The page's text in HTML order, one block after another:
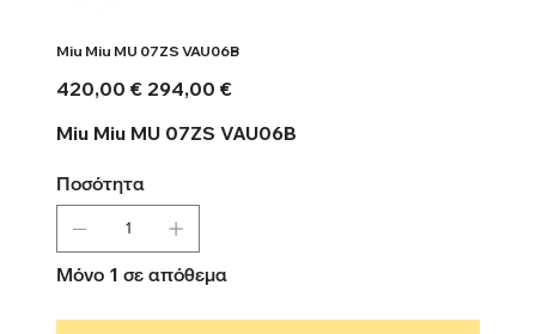
Miu Miu MU 07ZS VAU06B
Αρχική
τιμή
420,00 € Τιμή
έκπτωσης
294,00 €
Miu Miu MU 07ZS VAU06B
Ποσότητα
Μόνο 1 σε απόθεμα